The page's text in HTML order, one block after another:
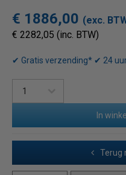
€ 1886,00 (exc.
€ 2282,05 (inc. BTW)
✔ Gratis verzending* ✔ 24
In
Terug